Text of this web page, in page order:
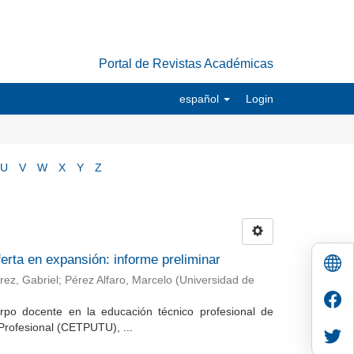
Portal de Revistas Académicas
español Login
U V W X Y Z
en expansión: informe preliminar
Gabriel ; Pérez Alfaro, Marcelo (Universidad de
docente en la educación técnico profesional de
(CETPUTU), ...